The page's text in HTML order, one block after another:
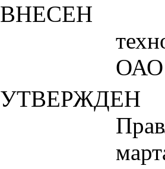
ВНЕСЕН
ОАО
УТВЕРЖДЕН